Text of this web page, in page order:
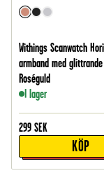
Withings Scanwatch
armband med
Roséguld
I lager
299 SEK
KÖP